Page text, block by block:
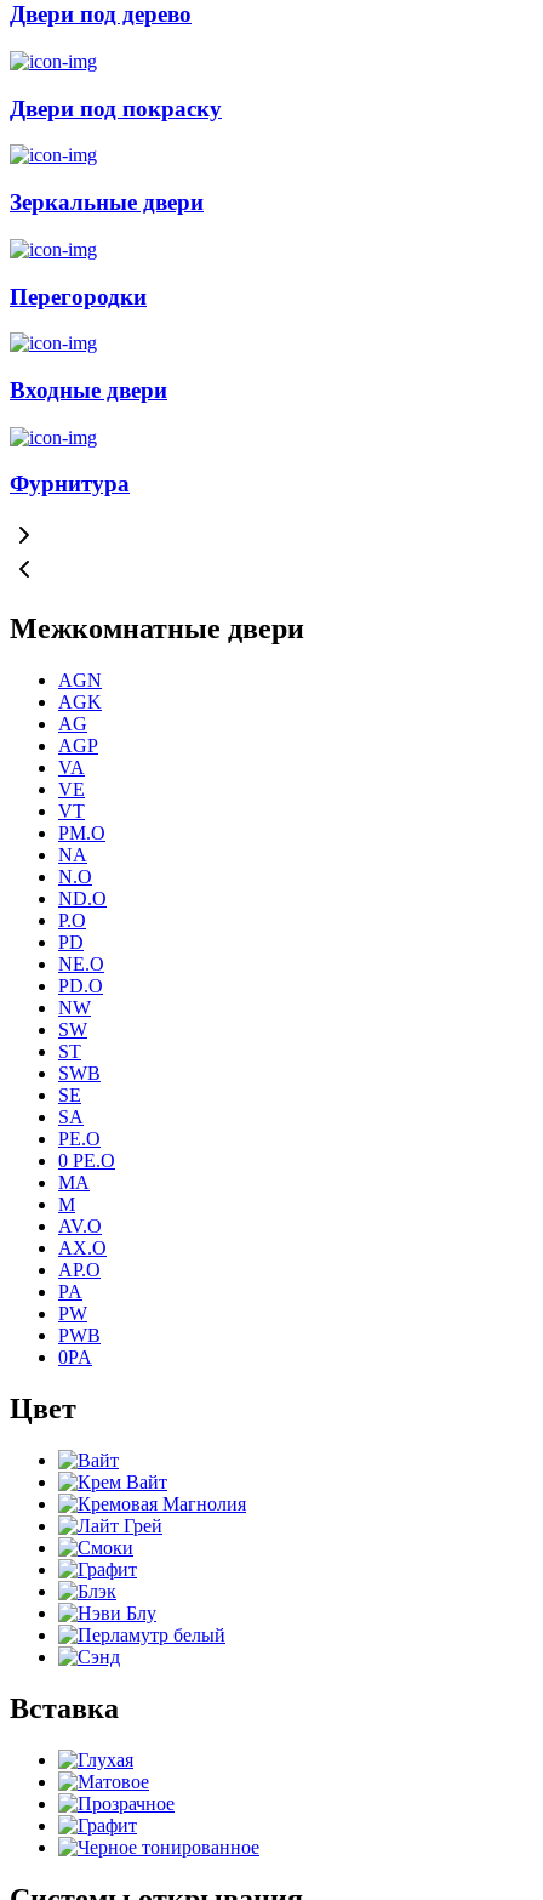
Двери под дерево
Двери под покраску
Зеркальные двери
Перегородки
Входные двери
Фурнитура
Межкомнатные двери
AGN
AGK
AG
AGP
VA
VE
VT
PM.O
NA
N.O
ND.O
P.O
PD
NE.O
PD.O
NW
SW
ST
SWB
SE
SA
PE.O
0 PE.O
MA
M
AV.O
AX.O
AP.O
PA
PW
PWB
0PA
Цвет
Вставка